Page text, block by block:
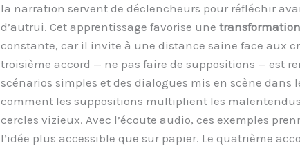
la narration servent de déclencheurs pour réfléchir
d’autrui. Cet apprentissage favorise une
constante, car il invite à une distance saine face aux
troisième accord — ne pas faire de suppositions — est
scénarios simples et des dialogues mis en scène dans
comment les suppositions multiplient les
cercles vizieux. Avec l’écoute audio, ces exemples
l’idée plus accessible que sur papier. Le quatrième